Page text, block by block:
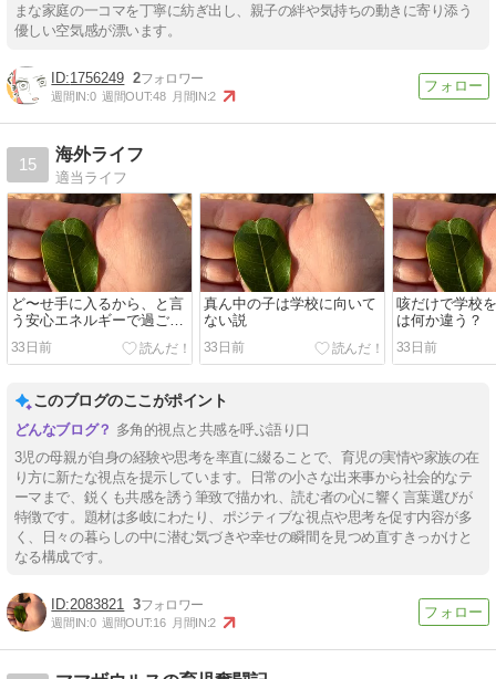
まな家庭の一コマを丁寧に紡ぎ出し、親子の絆や気持ちの動きに寄り添う
優しい空気感が漂います。
1756249 2
週間IN:0 週間OUT:48 月間IN:2
15
海外ライフ
適当ライフ
ど〜せ手に入るから、と言
う安心エネルギーで過ごす
と手に入った物
33日前
真ん中の子は学校に向いて
ない説
33日前
咳だけで学校
は何か違う？
33日前
このブログのここがポイント
多角的視点と共感を呼ぶ語り口
3児の母親が自身の経験や思考を率直に綴ることで、育児の実情や家族の在
り方に新たな視点を提示しています。日常の小さな出来事から社会的なテ
ーマまで、鋭くも共感を誘う筆致で描かれ、読む者の心に響く言葉選びが
特徴です。題材は多岐にわたり、ポジティブな視点や思考を促す内容が多
く、日々の暮らしの中に潜む気づきや幸せの瞬間を見つめ直すきっかけと
なる構成です。
2083821 3
週間IN:0 週間OUT:16 月間IN:2